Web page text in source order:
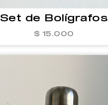
Set de Bolígrafos
$ 15.000